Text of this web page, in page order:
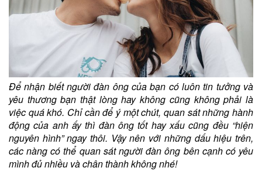
Để nhận biết người đàn ông của bạn có luôn tin tưởng và
yêu thương bạn thật lòng hay không cũng không phải là
việc quá khó. Chỉ cần để ý một chút, quan sát những hành
động của anh ấy thì đàn ông tốt hay xấu cũng đều “hiện
nguyên hình” ngay thôi. Vậy nên với những dấu hiệu trên,
các nàng có thể quan sát người đàn ông bên cạnh có yêu
mình đủ nhiều và chân thành không nhé!